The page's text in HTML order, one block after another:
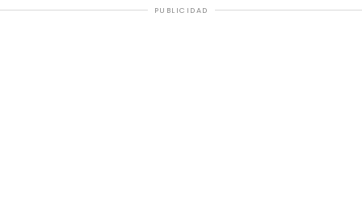
PUBLICIDAD